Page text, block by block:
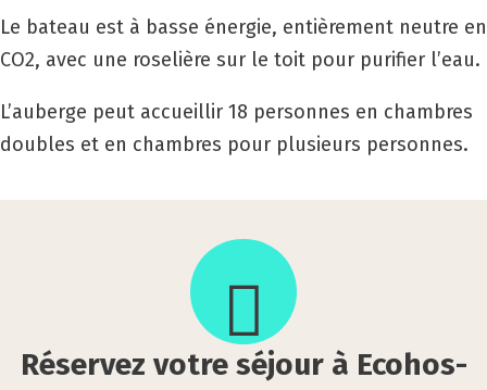
Le bateau est à basse énergie, entièrement neutre en
CO2, avec une roselière sur le toit pour purifier l’eau.
L’auberge peut accueillir 18 personnes en chambres
doubles et en chambres pour plusieurs personnes.
Réser­vez votre séjour à Eco­hos­
Eco­